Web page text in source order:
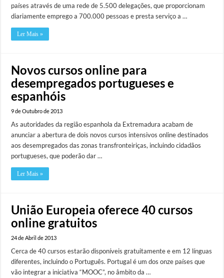
países através de uma rede de 5.500 delegações, que proporcionam
diariamente emprego a 700.000 pessoas e presta serviço a …
Ler Mais »
Novos cursos online para
desempregados portugueses e
espanhóis
9 de Outubro de 2013
As autoridades da região espanhola da Extremadura acabam de
anunciar a abertura de dois novos cursos intensivos online destinados
aos desempregados das zonas transfronteiriças, incluindo cidadãos
portugueses, que poderão dar …
Ler Mais »
União Europeia oferece 40 cursos
online gratuitos
24 de Abril de 2013
Cerca de 40 cursos estarão disponíveis gratuitamente e em 12 línguas
diferentes, incluindo o Português. Portugal é um dos onze países que
vão integrar a iniciativa “MOOC”, no âmbito da …